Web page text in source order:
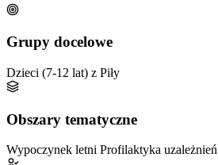
Grupy docelowe
Dzieci (7-12 lat) z Piły
Obszary tematyczne
Wypoczynek letni Profilaktyka uzależnień